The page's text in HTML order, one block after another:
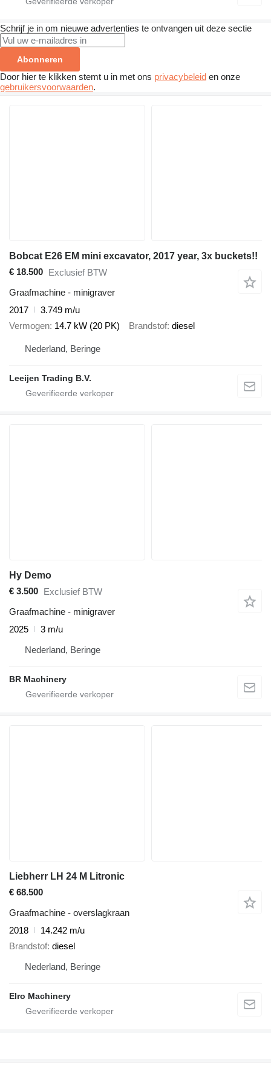
Schrijf je in om nieuwe advertenties te ontvangen uit deze sectie
Abonneren
Door hier te klikken stemt u in met ons privacybeleid en onze
gebruikersvoorwaarden.
Bobcat E26 EM mini excavator, 2017 year, 3x buckets!!
€ 18.500 Exclusief BTW
Graafmachine - minigraver
2017
3.749 m/u
Vermogen 14.7 kW (20 PK) Brandstof diesel
Nederland, Beringe
Leeijen Trading B.V.
Hy Demo
€ 3.500 Exclusief BTW
Graafmachine - minigraver
2025
3 m/u
Nederland, Beringe
BR Machinery
Liebherr LH 24 M Litronic
€ 68.500
Graafmachine - overslagkraan
2018
14.242 m/u
Brandstof diesel
Nederland, Beringe
Elro Machinery